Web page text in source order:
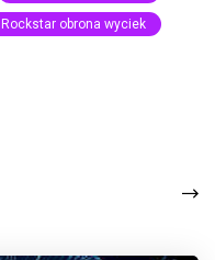
Rockstar obrona wyciek